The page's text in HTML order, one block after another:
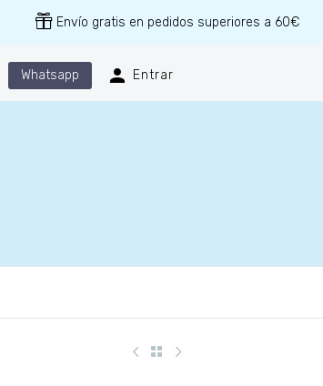
Envío gratis en pedidos superiores a 60€
Whatsapp Entrar